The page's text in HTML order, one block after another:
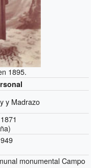
1895.
y Madrazo
monumental Campo